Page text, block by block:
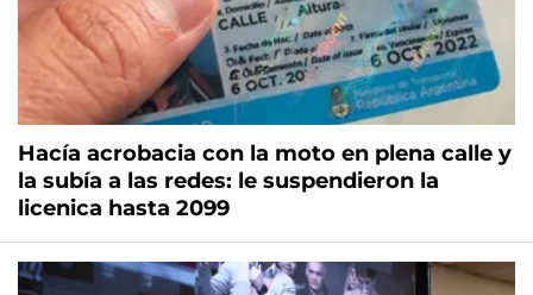
Hacía acrobacia con la moto en plena calle y
la subía a las redes: le suspendieron la
licenica hasta 2099